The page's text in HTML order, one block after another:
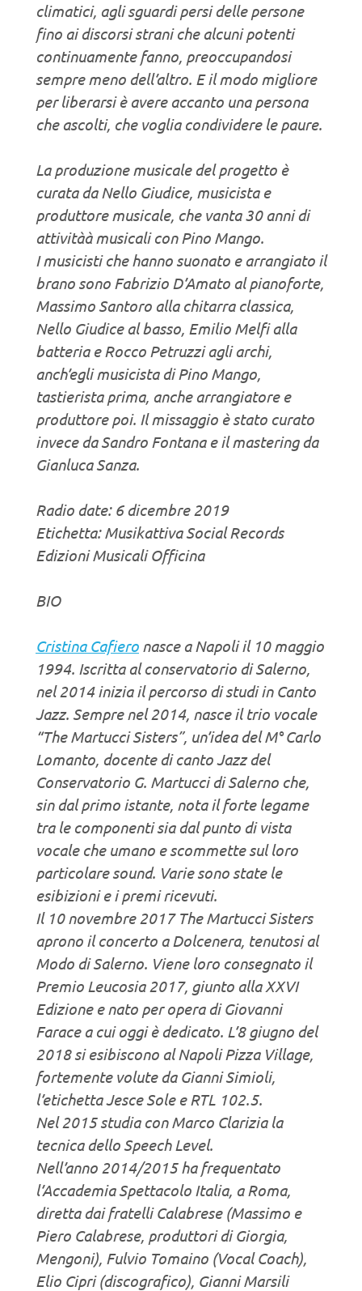
climatici, agli sguardi persi delle persone
fino ai discorsi strani che alcuni potenti
continuamente fanno, preoccupandosi
sempre meno dell’altro. E il modo migliore
per liberarsi è avere accanto una persona
che ascolti, che voglia condividere le paure.
La produzione musicale del progetto è
curata da Nello Giudice, musicista e
produttore musicale, che vanta 30 anni di
attivitàà musicali con Pino Mango.
I musicisti che hanno suonato e arrangiato il
brano sono Fabrizio D’Amato al pianoforte,
Massimo Santoro alla chitarra classica,
Nello Giudice al basso, Emilio Melfi alla
batteria e Rocco Petruzzi agli archi,
anch’egli musicista di Pino Mango,
tastierista prima, anche arrangiatore e
produttore poi. Il missaggio è stato curato
invece da Sandro Fontana e il mastering da
Gianluca Sanza.
Radio date: 6 dicembre 2019
Etichetta: Musikattiva Social Records
Edizioni Musicali Officina
BIO
Cristina Cafiero nasce a Napoli il 10 maggio
1994. Iscritta al conservatorio di Salerno,
nel 2014 inizia il percorso di studi in Canto
Jazz. Sempre nel 2014, nasce il trio vocale
“The Martucci Sisters”, un’idea del M° Carlo
Lomanto, docente di canto Jazz del
Conservatorio G. Martucci di Salerno che,
sin dal primo istante, nota il forte legame
tra le componenti sia dal punto di vista
vocale che umano e scommette sul loro
particolare sound. Varie sono state le
esibizioni e i premi ricevuti.
Il 10 novembre 2017 The Martucci Sisters
aprono il concerto a Dolcenera, tenutosi al
Modo di Salerno. Viene loro consegnato il
Premio Leucosia 2017, giunto alla XXVI
Edizione e nato per opera di Giovanni
Farace a cui oggi è dedicato. L’8 giugno del
2018 si esibiscono al Napoli Pizza Village,
fortemente volute da Gianni Simioli,
l’etichetta Jesce Sole e RTL 102.5.
Nel 2015 studia con Marco Clarizia la
tecnica dello Speech Level.
Nell’anno 2014/2015 ha frequentato
l’Accademia Spettacolo Italia, a Roma,
diretta dai fratelli Calabrese (Massimo e
Piero Calabrese, produttori di Giorgia,
Mengoni), Fulvio Tomaino (Vocal Coach),
Elio Cipri (discografico), Gianni Marsili